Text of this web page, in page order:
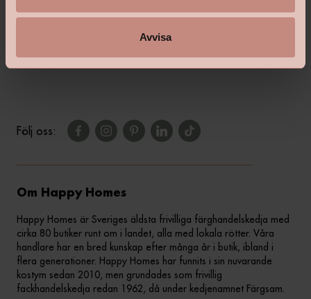
Avvisa
shop@happyhomes.se
Vanliga frågor & svar
Kontakta din butik
Följ oss:
Om Happy Homes
Happy Homes är Sveriges äldsta frivilliga färghandelskedja med
cirka 80 butiker runt om i landet, alla med lokala rötter. Våra
handlare har en bred kunskap efter många år i butik, ibland i
flera generationer. Happy Homes har funnits i sin nuvarande
kostym sedan 2010, men grundades som frivillig
fackhandelskedja redan 1962, då under kedjenamnet Färgsam.